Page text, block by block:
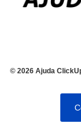
© 2026 Ajuda